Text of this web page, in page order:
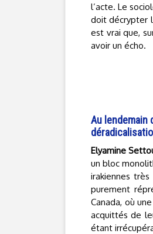
l’acte. Le
doit décrypter
est vrai que,
avoir un écho.
Au lendemain
Elyamine
un bloc
irakiennes
purement
Canada, où
acquittés de
étant